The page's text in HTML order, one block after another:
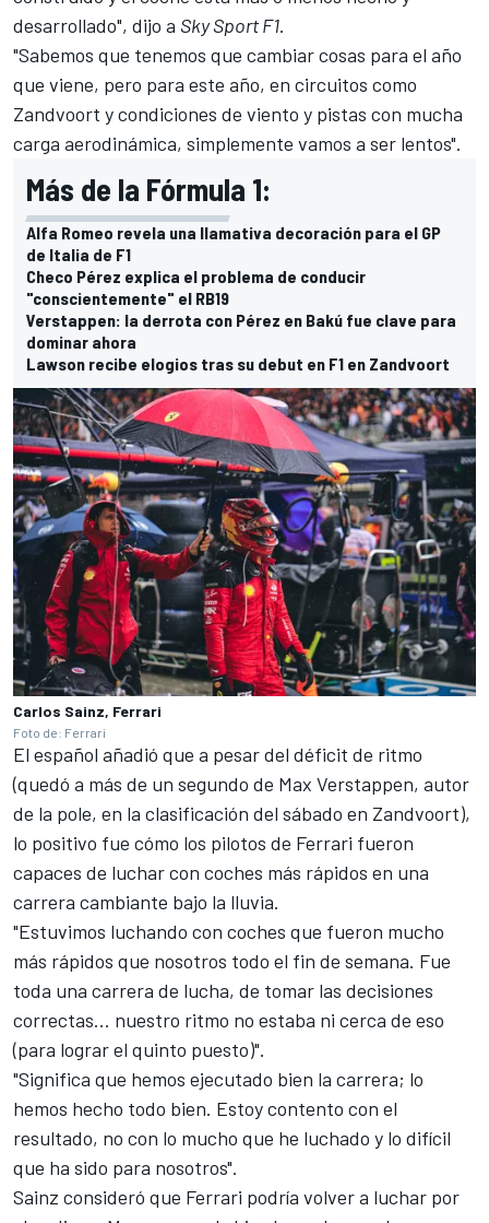
desarrollado", dijo a Sky Sport F1.
"Sabemos que tenemos que cambiar cosas para el año
que viene, pero para este año, en circuitos como
Zandvoort y condiciones de viento y pistas con mucha
carga aerodinámica, simplemente vamos a ser lentos".
Más de la Fórmula 1:
Alfa Romeo revela una llamativa decoración para el GP
de Italia de F1
Checo Pérez explica el problema de conducir
"conscientemente" el RB19
Verstappen: la derrota con Pérez en Bakú fue clave para
dominar ahora
Lawson recibe elogios tras su debut en F1 en Zandvoort
Carlos Sainz, Ferrari
Foto de: Ferrari
El español añadió que a pesar del déficit de ritmo
(quedó a más de un segundo de Max Verstappen, autor
de la pole, en la clasificación del sábado en Zandvoort),
lo positivo fue cómo los pilotos de Ferrari fueron
capaces de luchar con coches más rápidos en una
carrera cambiante bajo la lluvia.
"Estuvimos luchando con coches que fueron mucho
más rápidos que nosotros todo el fin de semana. Fue
toda una carrera de lucha, de tomar las decisiones
correctas... nuestro ritmo no estaba ni cerca de eso
(para lograr el quinto puesto)".
"Significa que hemos ejecutado bien la carrera; lo
hemos hecho todo bien. Estoy contento con el
resultado, no con lo mucho que he luchado y lo difícil
que ha sido para nosotros".
Sainz consideró que Ferrari podría volver a luchar por